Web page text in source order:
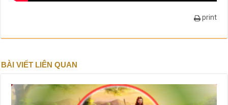
print
BÀI VIẾT LIÊN QUAN